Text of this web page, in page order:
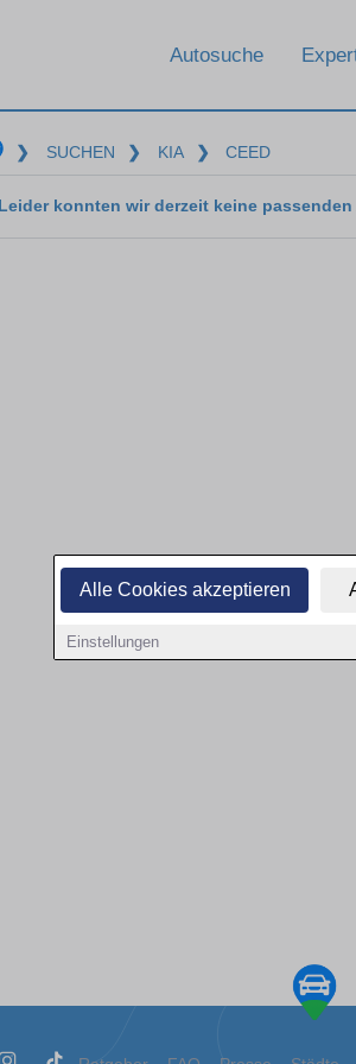
Alle Cookies akzeptieren
Einstellungen
Autosuche
❯ SUCHEN ❯ KIA ❯ CEED
Leider konnten wir derzeit keine